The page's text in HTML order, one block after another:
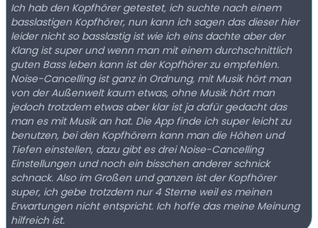
Ich hab den Kopfhörer getestet, ich suchte nach einem
basslastigen Kopfhörer, nun kann ich sagen das dieser hier
leider nicht so basslastig ist wie ich eins dachte aber der
Klang ist super und wenn man mit einem durchschnittlich
guten Bass leben kann ist der Kopfhörer zu empfehlen.
Noise-Cancelling ist ganz in Ordnung, mit Musik hört man
von der Außenwelt kaum etwas, ohne Musik hört man
jedoch trotzdem etwas aber klar ist ja dafür gedacht das
man es mit Musik an hat. Die App finde ich super leicht zu
benutzen, bei den Kopfhörern kann man die Höhen und
Tiefen einstellen, dazu gibt es drei Noise-Cancelling
Einstellungen und noch ein bisschen anderer schnick
schnack. Also im Großen und ganzen ist der Kopfhörer
super, ich gebe trotzdem nur 4 Sterne weil es meinen
Erwartungen nicht entspricht. Ich hoffe das meine Meinung
hilfreich ist.